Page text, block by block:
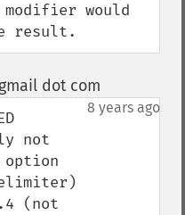
would
result.
dot com
8 years ago
not
option
(not